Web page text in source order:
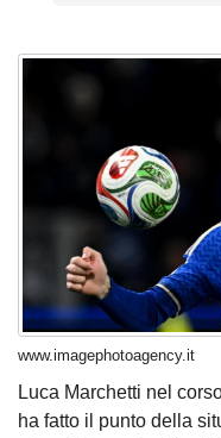
www.imagephotoagency.it
Luca Marchetti nel
ha fatto il punto della